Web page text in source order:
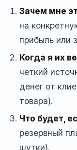
Зачем мне
на
прибыль или
Когда я их
четкий
денег от
товара).
Что будет,
резервный
шутки).